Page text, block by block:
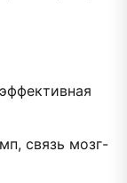
связь мозг-